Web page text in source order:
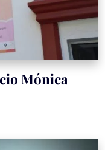
Mónica